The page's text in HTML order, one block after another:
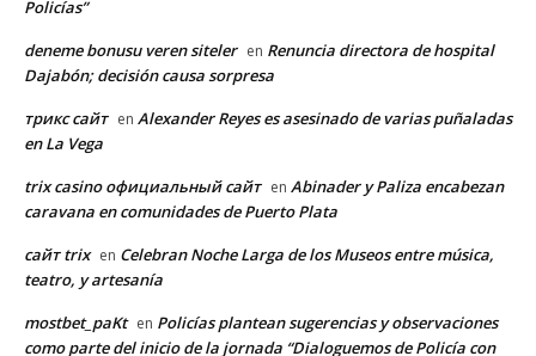
Policías”
deneme bonusu veren siteler en Renuncia directora de hospital
Dajabón; decisión causa sorpresa
трикс сайт en Alexander Reyes es asesinado de varias puñaladas
en La Vega
trix casino официальный сайт en Abinader y Paliza encabezan
caravana en comunidades de Puerto Plata
сайт trix en Celebran Noche Larga de los Museos entre música,
teatro, y artesanía
mostbet_paKt en Policías plantean sugerencias y observaciones
como parte del inicio de la jornada “Dialoguemos de Policía con